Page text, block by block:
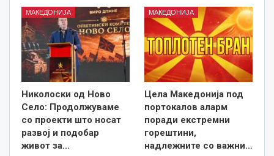
МАКЕДОНИЈА
Николоски од Ново
Село: Продолжуваме
со проекти што носат
развој и подобар
живот за…
МАКЕДОНИЈА
Цела Македонија под
портокалов аларм
поради екстремни
горештини,
надлежните со важни…